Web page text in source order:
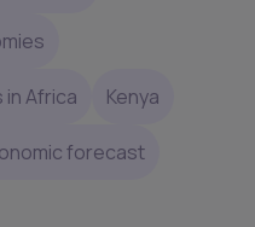
Africa Kenya
forecast